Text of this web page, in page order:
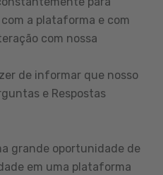
a plataforma e com
com nossa
de informar que nosso
e Respostas
grande oportunidade de
em uma plataforma